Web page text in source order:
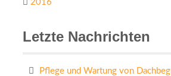
2016
Letzte Nachrichten
Pflege und Wartung von